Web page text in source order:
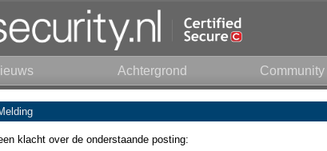
Achtergrond Community
klacht over de onderstaande posting: